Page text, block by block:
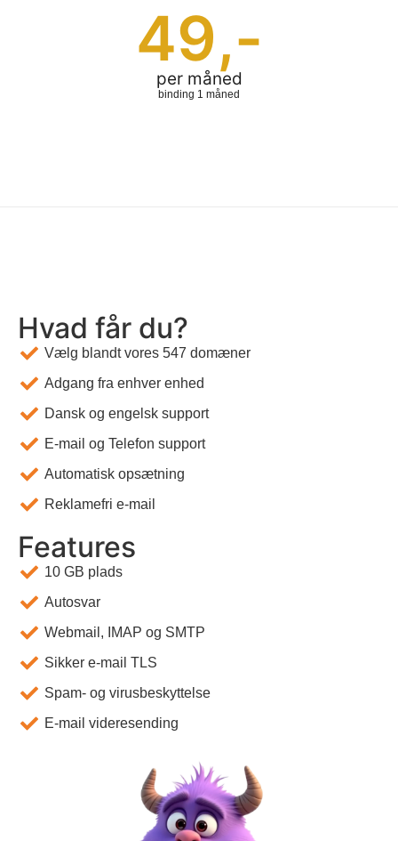
per måned
49,-
binding 1 måned
Hvad får du?
Vælg blandt vores 547 domæner
Adgang fra enhver enhed
Dansk og engelsk support
E-mail og Telefon support
Automatisk opsætning
Reklamefri e-mail
Features
10 GB plads
Autosvar
Webmail, IMAP og SMTP
Sikker e-mail TLS
Spam- og virusbeskyttelse
E-mail videresending